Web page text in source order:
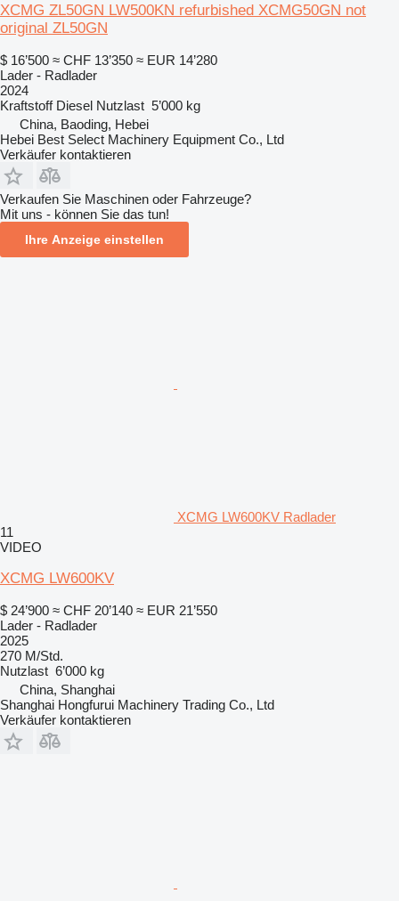
XCMG ZL50GN LW500KN refurbished XCMG50GN not
original ZL50GN
$ 16’500 ≈ CHF 13’350 ≈ EUR 14’280
Lader - Radlader
2024
Kraftstoff Diesel Nutzlast 5’000 kg
China, Baoding, Hebei
Hebei Best Select Machinery Equipment Co., Ltd
Verkäufer kontaktieren
Verkaufen Sie Maschinen oder Fahrzeuge?
Mit uns - können Sie das tun!
Ihre Anzeige einstellen
XCMG LW600KV Radlader
11
VIDEO
XCMG LW600KV
$ 24’900 ≈ CHF 20’140 ≈ EUR 21’550
Lader - Radlader
2025
270 M/Std.
Nutzlast 6’000 kg
China, Shanghai
Shanghai Hongfurui Machinery Trading Co., Ltd
Verkäufer kontaktieren